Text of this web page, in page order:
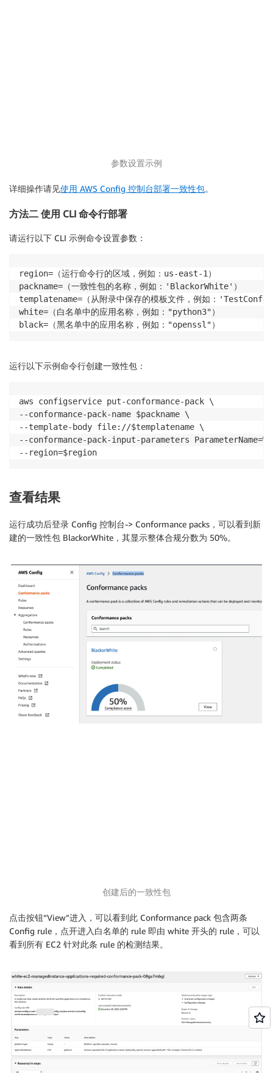
参数设置示例
详细操作请见使用 AWS Config 控制台部署一致性包。
方法二 使用 CLI 命令行部署
请运行以下 CLI 示例命令设置参数：
region=（运行命令行的区域，例如：us-east-1）
packname=（一致性包的名称，例如：'BlackorWhite'）
templatename=（从附录中保存的模板文件，例如：
white=（白名单中的应用名称，例如："python3"）
运行以下示例命令行创建一致性包：
aws configservice put-conformance-pack \
--conformance-pack-name $packname \
--template-body file://$templatename \
--conformance-pack-input-parameters
--region=$region
查看结果
运行成功后登录 Config 控制台-> Conformance packs，可以看到新
建的一致性包 BlackorWhite，其显示整体合规分数为 50%。
创建后的一致性包
点击按钮“View”进入，可以看到此 Conformance pack 包含两条
Config rule，点开进入白名单的 rule 即由 white 开头的 rule，可以
看到所有 EC2 针对此条 rule 的检测结果。